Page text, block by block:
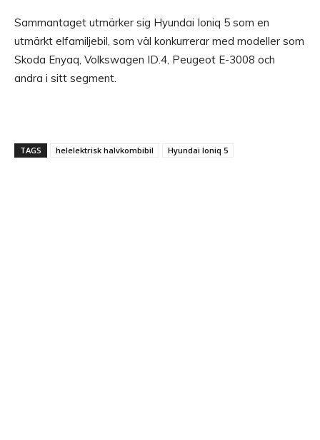
Sammantaget utmärker sig Hyundai Ioniq 5 som en
utmärkt elfamiljebil, som väl konkurrerar med modeller som
Skoda Enyaq, Volkswagen ID.4, Peugeot E-3008 och
andra i sitt segment.
TAGS helelektrisk halvkombibil Hyundai Ioniq 5